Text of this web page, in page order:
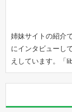
姉妹サイトの紹介
にインタビューし
えしています。「